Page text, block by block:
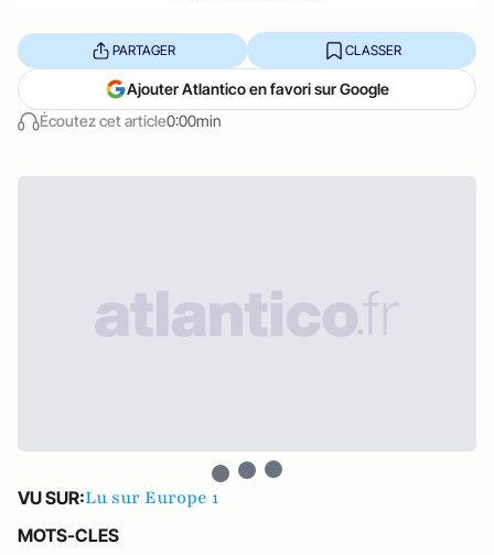
Écoutez cet article0:00min
PARTAGER CLASSER
Ajouter Atlantico en favori sur Google
VU SUR:Lu sur Europe 1
MOTS-CLES